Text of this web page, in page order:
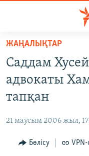
Skip
main
content
main
Navigation
САЯСАТ
АДАМ ҚҰҚЫҚТАРЫ
ӘЛЕУМЕТ
ЖАҢАЛЫҚТАР
Саддам
адвокаты
тапқан
21 маусым 2006 жыл,
Бөлісу VPN-